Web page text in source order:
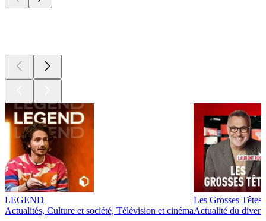
LEGEND
Actualités, Culture et société, Télévision et cinéma
Les Grosses Têtes
Actualité du